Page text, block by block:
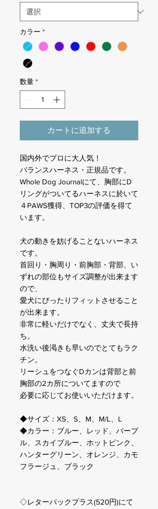
カラー *
数量 *
カートに追加する
国内外でプロに大人気！
バランスハーネス・正規品です。
Whole Dog Journalにて、胸部にD
リングがついてるハーネスに於いて
４PAWS獲得、TOP3の評価を得て
います。
犬の動きを妨げることないハーネス
です。
首回り・胸周り・前胸部・背部、い
ずれの部位もサイズ調整が出来ます
ので、
愛犬にぴったりフィットさせること
が出来ます。
非常に軽いだけでなく、丈夫で長持
ち。
水洗い後渇きも早いのでとてもラク
チン。
リーシュをつなぐDカンは背部と前
胸部の2カ所についてますので
必要に応じてお使いいただけます。
◆サイズ：XS、S、M、M/L、L
◆カラー：ブルー、レッド、パープ
ル、スカイブルー、ホットピンク、
ハンターグリーン、オレンジ、カモ
フラージュ、ブラック
◇レターパックプラス(520円)にて